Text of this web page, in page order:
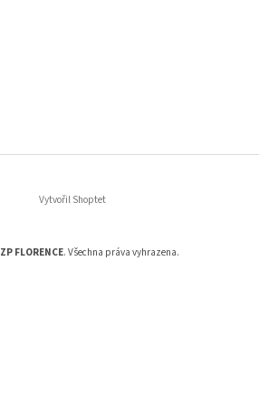
Vytvořil Shoptet
ZP FLORENCE. Všechna práva vyhrazena.